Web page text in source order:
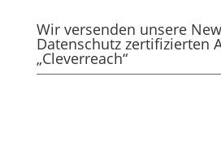
Wir versenden unsere
Datenschutz zertifizierten
„Cleverreach“